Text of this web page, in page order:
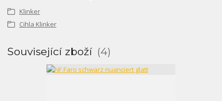
Klinker
Cihla Klinker
Související zboží 4